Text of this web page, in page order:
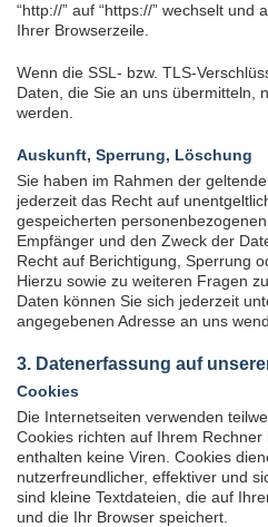
“http://” auf “https://” wechselt und
Ihrer Browserzeile.
Wenn die SSL- bzw. TLS-
Daten, die Sie an uns übermitteln,
werden.
Auskunft, Sperrung, Löschung
Sie haben im Rahmen der
jederzeit das Recht auf
gespeicherten
Empfänger und den Zweck der
Recht auf Berichtigung, Sperrung
Hierzu sowie zu weiteren Fragen
Daten können Sie sich jederzeit
angegebenen Adresse an uns
3. Datenerfassung auf
Cookies
Die Internetseiten verwenden
Cookies richten auf Ihrem
enthalten keine Viren. Cookies
nutzerfreundlicher, effektiver und
sind kleine Textdateien, die auf
und die Ihr Browser speichert.